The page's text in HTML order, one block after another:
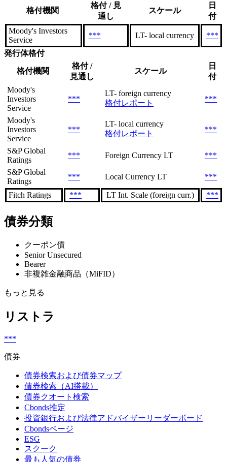
格付機関
格付 / 見
通し
スケール
日
付
Moody's Investors
Service
*** LT- local currency ***
発行体格付
格付機関
格付 /
見通し
スケール
日
付
Moody's
Investors
Service
***
LT- foreign currency
格付レポート
***
Moody's
Investors
Service
***
LT- local currency
格付レポート
***
S&P Global
Ratings
*** Foreign Currency LT
***
S&P Global
Ratings
*** Local Currency LT ***
Fitch Ratings *** LT Int. Scale (foreign curr.) ***
債券分類
クーポン債
Senior Unsecured
Bearer
非複雑金融商品（MiFID）
もっと見る
リストラ
***
債券
債券検索および債券マップ
債券検索（AI搭載）
債券クオート検索
Cbonds推定
投資銀行および法律アドバイザーリーダーボード
Cbondsページ
ESG
スクーク
最も人気の債券